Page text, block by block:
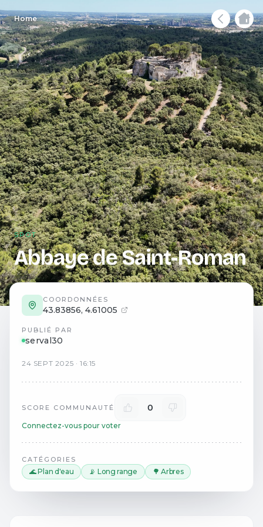
Home
SPOT
Abbaye de Saint-Roman
COORDONNÉES
43.83856, 4.61005
PUBLIÉ PAR
serval30
24 SEPT 2025 ·16:15
SCORE COMMUNAUTÉ 0
Connectez-vous pour voter
CATÉGORIES
🌊 Plan d'eau 📡 Long range 🌳 Arbres